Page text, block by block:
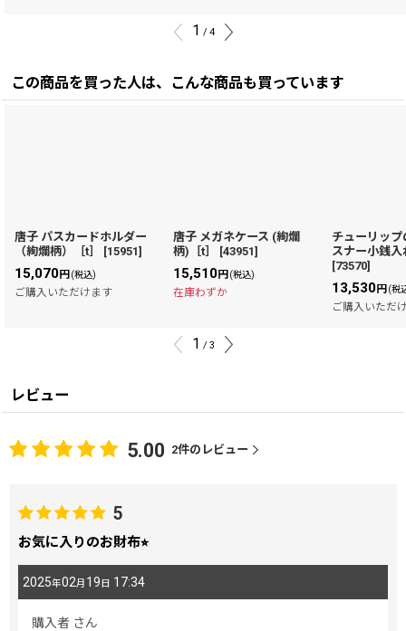
1 / 4
この商品を買った人は、こんな商品も買っています
唐子 パスカードホルダー
（絢爛柄）［t］
[15951]
15,070円(税込)
ご購入いただけます
唐子 メガネケース (絢爛
柄)［t］
[43951]
15,510円(税込)
在庫わずか
チューリッ
スナー小銭入
[73570]
13,530円(税
ご購入いただ
1 / 3
レビュー
5.00 2件のレビュー
5
お気に入りのお財布⭐︎
2025年02月 19日 17:34
購入者 さん